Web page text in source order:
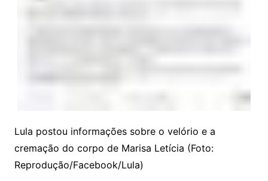
Lula postou informações sobre o velório e a
cremação do corpo de Marisa Letícia (Foto:
Reprodução/Facebook/Lula)